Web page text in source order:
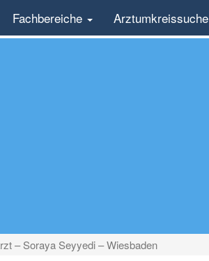
Fachbereiche Arztumkreissuche
– Soraya Seyyedi – Wiesbaden